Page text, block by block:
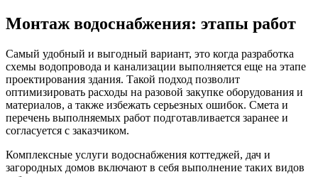
Монтаж водоснабжения: этапы работ
Самый удобный и выгодный вариант, это когда разработка
схемы водопровода и канализации выполняется еще на этапе
проектирования здания. Такой подход позволит
оптимизировать расходы на разовой закупке оборудования и
материалов, а также избежать серьезных ошибок. Смета и
перечень выполняемых работ подготавливается заранее и
согласуется с заказчиком.
Комплексные услуги водоснабжения коттеджей, дач и
загородных домов включают в себя выполнение таких видов